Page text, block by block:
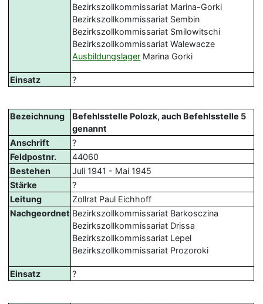
Bezirkszollkommissariat Marina-Gorki
Bezirkszollkommissariat Sembin
Bezirkszollkommissariat Smilowitschi
Bezirkszollkommissariat Walewacze
Ausbildungslager Marina Gorki
Einsatz ?
Bezeichnung
Befehlsstelle Polozk, auch Befehlsstelle 5
genannt
Anschrift
?
Feldpostnr.
44060
Bestehen
Juli 1941 - Mai 1945
Stärke
?
Leitung
Zollrat Paul Eichhoff
Nachgeordnet Bezirkszollkommissariat Barkosczina
Bezirkszollkommissariat Drissa
Bezirkszollkommissariat Lepel
Bezirkszollkommissariat Prozoroki
Einsatz ?